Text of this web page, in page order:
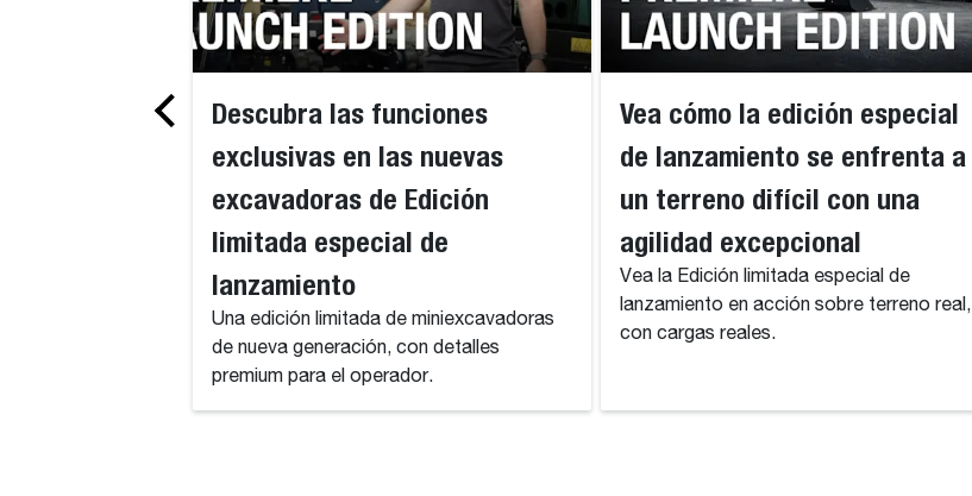
Descubra las funciones
exclusivas en las nuevas
excavadoras de Edición
limitada especial de
lanzamiento
Una edición limitada de miniexcavadoras
de nueva generación, con detalles
premium para el operador.
Vea cómo la edición especial
de lanzamiento se enfrenta a
un terreno difícil con una
agilidad excepcional
Vea la Edición limitada especial de
lanzamiento en acción sobre terreno real,
con cargas reales.